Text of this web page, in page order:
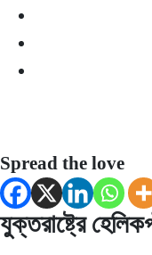
Spread the love
যুক্তরাষ্ট্রে